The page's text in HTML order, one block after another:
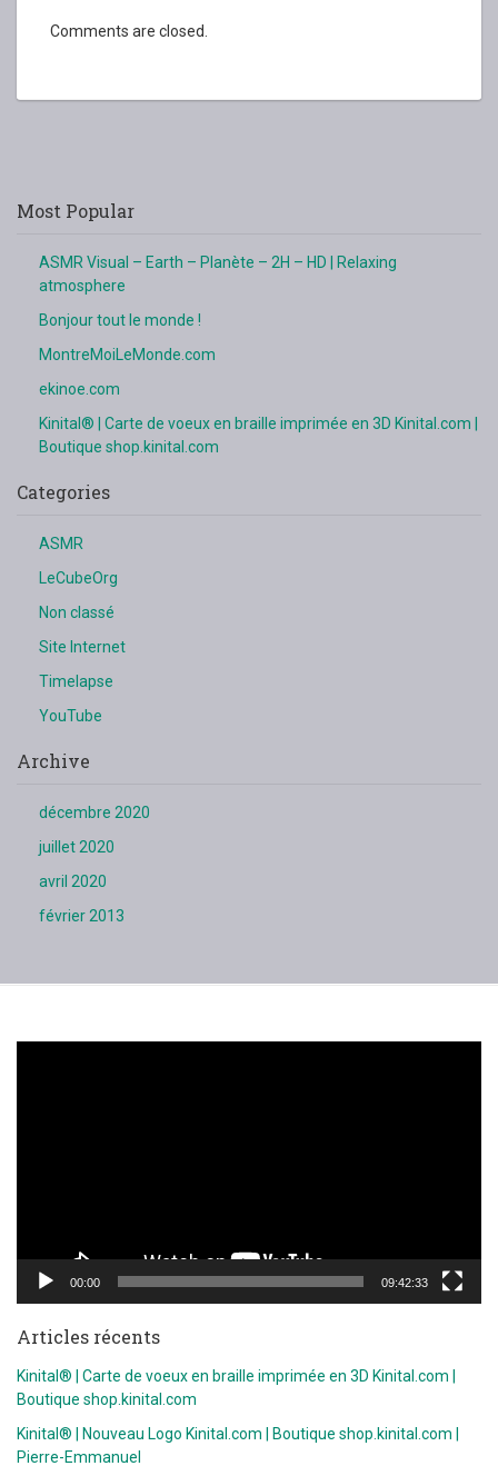
Comments are closed.
Most Popular
ASMR Visual – Earth – Planète – 2H – HD | Relaxing
atmosphere
Bonjour tout le monde !
MontreMoiLeMonde.com
ekinoe.com
Kinital® | Carte de voeux en braille imprimée en 3D Kinital.com |
Boutique shop.kinital.com
Categories
ASMR
LeCubeOrg
Non classé
Site Internet
Timelapse
YouTube
Archive
décembre 2020
juillet 2020
avril 2020
février 2013
00:00 09:42:33
Articles récents
Kinital® | Carte de voeux en braille imprimée en 3D Kinital.com |
Boutique shop.kinital.com
Kinital® | Nouveau Logo Kinital.com | Boutique shop.kinital.com |
Pierre-Emmanuel